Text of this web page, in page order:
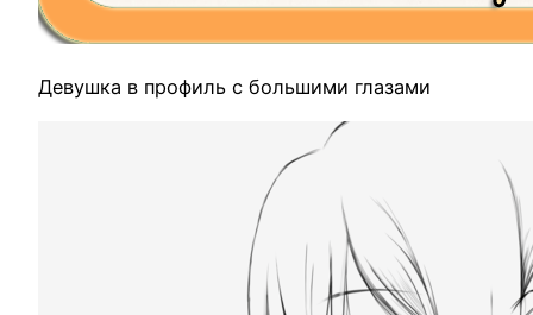
Девушка в профиль с большими глазами